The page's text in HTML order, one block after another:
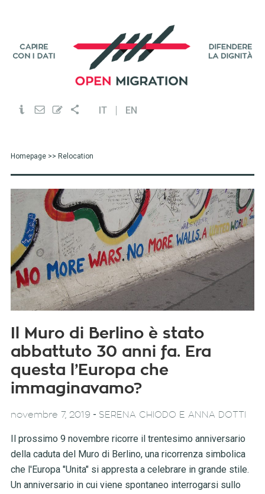
IT EN
Homepage>> Relocation
Il Muro di Berlino è stato
abbattuto 30 anni fa. Era
questa l’Europa che
immaginavamo?
novembre 7, 2019 - SERENA CHIODO E ANNA DOTTI
Il prossimo 9 novembre ricorre il trentesimo anniversario
della caduta del Muro di Berlino, una ricorrenza simbolica
che l'Europa "Unita" si appresta a celebrare in grande stile.
Un anniversario in cui viene spontaneo interrogarsi sullo